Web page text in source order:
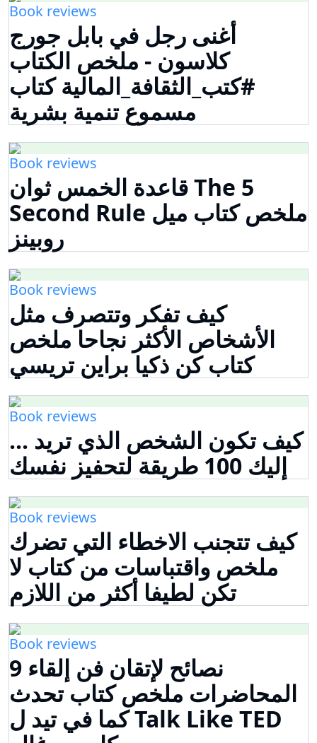
Book reviews
أغنى رجل في بابل جورج
كلاسون - ملخص الكتاب
#كتب_الثقافة_المالية كتاب
مسموع تنمية بشرية
Book reviews
قاعدة الخمس ثوان The 5
Second Rule ملخص كتاب ميل
روبينز
Book reviews
كيف تفكر وتتصرف مثل
الأشخاص الأكثر نجاحا ملخص
كتاب كن ذكيا براين تريسي
Book reviews
كيف تكون الشخص الذي تريد ...
إليك 100 طريقة لتحفيز نفسك
Book reviews
كيف تتجنب الاخطاء التي تضرك
ملخص واقتباسات من كتاب لا
تكن لطيفا أكثر من اللازم
Book reviews
9 نصائح لإتقان فن إلقاء
المحاضرات ملخص كتاب تحدث
كما في تيد ل Talk Like TED